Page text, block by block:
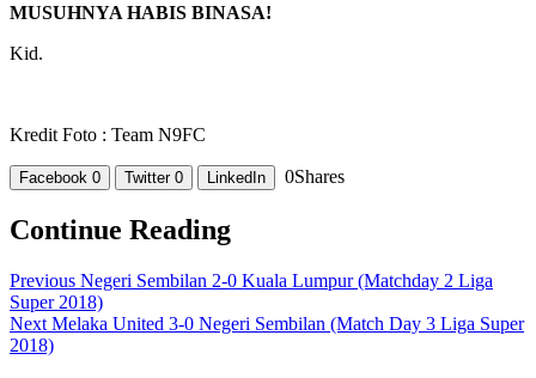
MUSUHNYA HABIS BINASA!
Kid.
Kredit Foto : Team N9FC
Facebook 0 Twitter 0 LinkedIn 0Shares
Continue Reading
Previous Negeri Sembilan 2-0 Kuala Lumpur (Matchday 2 Liga
Super 2018)
Next Melaka United 3-0 Negeri Sembilan (Match Day 3 Liga Super
2018)